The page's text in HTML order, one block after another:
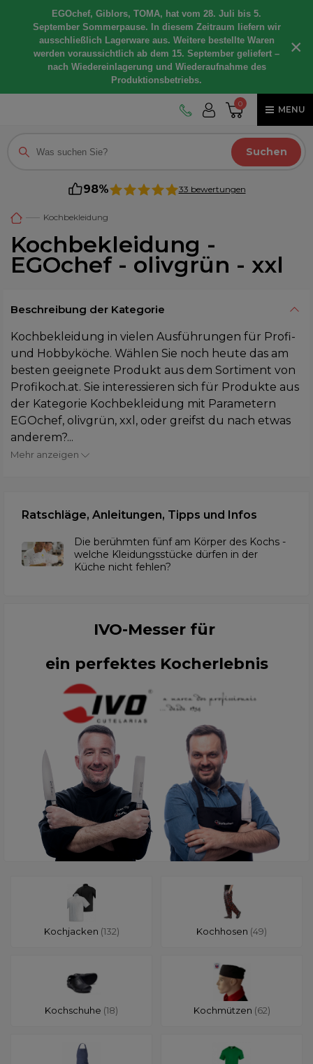
EGOchef, Giblors, TOMA, hat vom 28. Juli bis 5.
September Sommerpause. In diesem Zeitraum liefern wir
ausschließlich Lagerware aus. Weitere bestellte Waren
werden voraussichtlich ab dem 15. September geliefert –
nach Wiedereinlagerung und Wiederaufnahme des
Produktionsbetriebs.
×
0
MENU
Suchen
98% 33 bewertungen
Kochbekleidung
Kochbekleidung -
EGOchef - olivgrün - xxl
Beschreibung der Kategorie
Kochbekleidung in vielen Ausführungen für Profi-
und Hobbyköche. Wählen Sie noch heute das am
besten geeignete Produkt aus dem Sortiment von
Profikoch.at. Sie interessieren sich für Produkte aus
der Kategorie Kochbekleidung mit Parametern
EGOchef, olivgrün, xxl, oder greifst du nach etwas
anderem?...
Mehr anzeigen
Ratschläge, Anleitungen, Tipps und Infos
Die berühmten fünf am Körper des Kochs -
welche Kleidungsstücke dürfen in der
Küche nicht fehlen?
IVO-Messer für
ein perfektes Kocherlebnis
Kochjacken (132) Kochhosen (49)
Kochschuhe (18) Kochmützen (62)